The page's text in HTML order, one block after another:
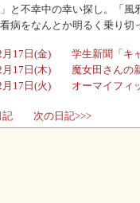
と不幸中の幸い探し。「
病をなんとか明るく乗り切
月17日(金) 学生新聞「キャ
月17日(木) 魔女田さんの新
月17日(火) オーマイフィ
記 次の日記>>>